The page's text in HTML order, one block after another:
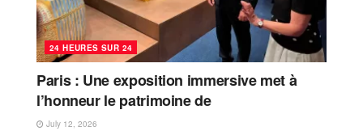
24 HEURES SUR 24
Paris : Une exposition immersive met à
l’honneur le patrimoine de
July 12, 2026